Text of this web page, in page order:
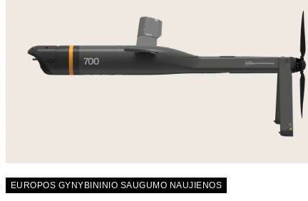
EUROPOS GYNYBININIO SAUGUMO NAUJIENOS